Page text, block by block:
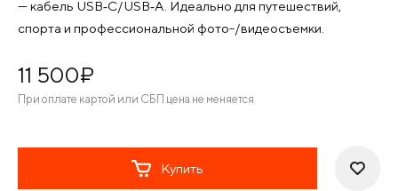
— кабель USB‑C/USB‑A. Идеально для путешествий,
спорта и профессиональной фото-/видеосъемки.
11 500¤
При оплате картой или СБП цена не меняется
Купить